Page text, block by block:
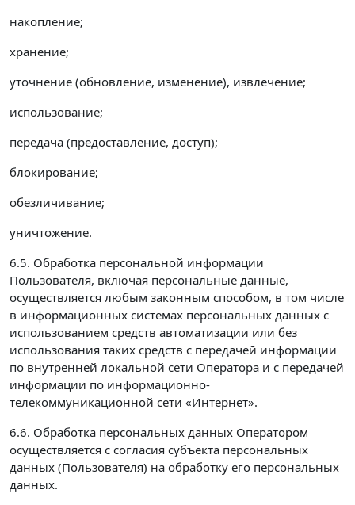
накопление;
хранение;
уточнение (обновление, изменение), извлечение;
использование;
передача (предоставление, доступ);
блокирование;
обезличивание;
уничтожение.
6.5. Обработка персональной информации
Пользователя, включая персональные данные,
осуществляется любым законным способом, в том числе
в информационных системах персональных данных с
использованием средств автоматизации или без
использования таких средств с передачей информации
по внутренней локальной сети Оператора и с передачей
информации по информационно-
телекоммуникационной сети «Интернет».
6.6. Обработка персональных данных Оператором
осуществляется с согласия субъекта персональных
данных (Пользователя) на обработку его персональных
данных.